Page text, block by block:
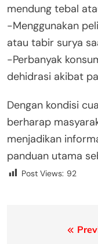
mendung tebal
-Menggunakan
atau tabir surya
-Perbanyak
dehidrasi akibat
Dengan kondisi
berharap
menjadikan
panduan utama
Post Views: 92